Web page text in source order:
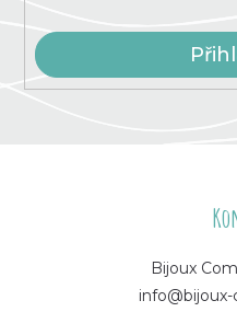
Bijoux